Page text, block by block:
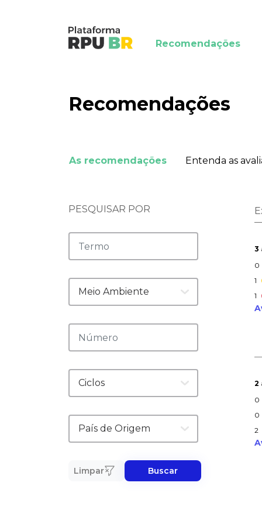
Recomendações
Recomendações
As recomendações Entenda as
PESQUISAR POR
Limpar Buscar
3
0
1
1
2
0
0
2